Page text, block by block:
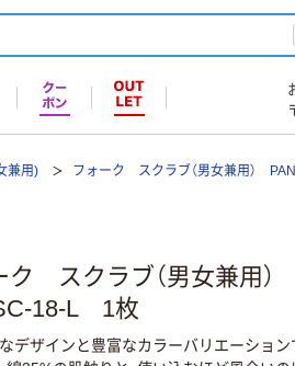
兼用) フォーク スクラブ（男女兼用）
ク スクラブ（男女兼用
18-L 1枚
デザインと豊富なカラーバリエーショ